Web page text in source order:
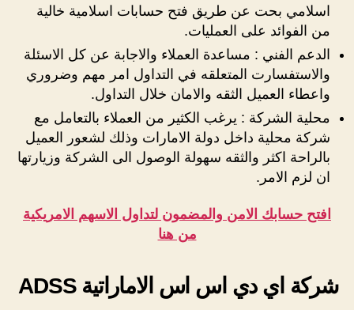
اسلامي بحت عن طريق فتح حسابات اسلامية خالية
من الفوائد على العمليات.
الدعم الفني : مساعدة العملاء والاجابة عن كل الاسئلة
والاستفسارت المتعلقه في التداول امر مهم وضروري
واعطاء العميل الثقه والامان خلال التداول.
محلية الشركة : يرغب الكثير من العملاء بالتعامل مع
شركة محلية داخل دولة الامارات وذلك لشعور العميل
بالراحة اكثر والثقه سهولة الوصول الى الشركة وزيارتها
ان لزم الامر.
افتح حسابك الامن والمضمون لتداول الاسهم الامريكية
من هنا
شركة اي دي اس اس الاماراتية ADSS